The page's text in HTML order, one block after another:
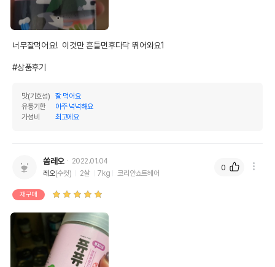
너무잘먹어요!  이것만 흔들면후다닥 뛰어와요1
#상품후기
맛(기호성)
잘 먹어요
유통기한
아주 넉넉해요
가성비
최고에요
쏨레오
2022.01.04
레오(수컷) 2살 7kg 코리안쇼트헤어
재구매
0